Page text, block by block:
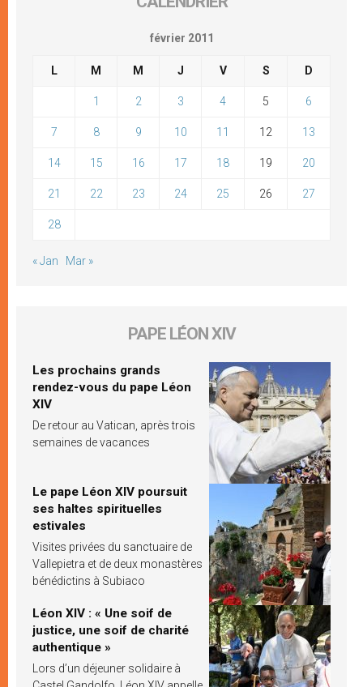
février 2011
L M M J V S D
1 2 3 4 5 6
7 8 9 10 11 12 13
14 15 16 17 18 19 20
21 22 23 24 25 26 27
28
« Jan Mar »
PAPE LÉON XIV
Les prochains grands
rendez-vous du pape Léon
XIV
De retour au Vatican, après trois
semaines de vacances
Le pape Léon XIV poursuit
ses haltes spirituelles
estivales
Visites privées du sanctuaire de
Vallepietra et de deux monastères
bénédictins à Subiaco
Léon XIV : « Une soif de
justice, une soif de charité
authentique »
Lors d’un déjeuner solidaire à